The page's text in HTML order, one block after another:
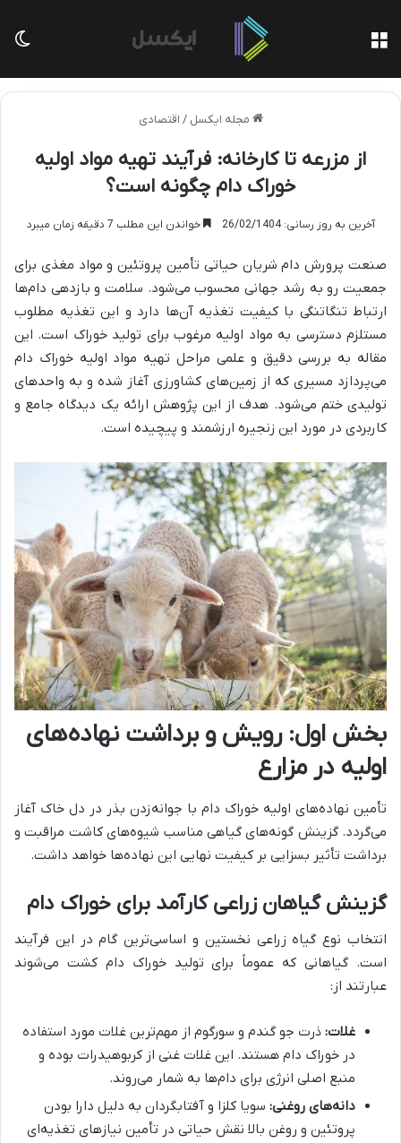
مجله ایکسل / اقتصادی
از مزرعه تا کارخانه: فرآیند تهیه مواد اولیه
خوراک دام چگونه است؟
آخرین به روز رسانی: 26/02/1404 خواندن این مطلب 7 دقیقه زمان میبرد
صنعت پرورش دام شریان حیاتی تأمین پروتئین و مواد مغذی برای
جمعیت رو به رشد جهانی محسوب می‌شود. سلامت و بازدهی دام‌ها
ارتباط تنگاتنگی با کیفیت تغذیه آن‌ها دارد و این تغذیه مطلوب
مستلزم دسترسی به مواد اولیه مرغوب برای تولید خوراک است. این
مقاله به بررسی دقیق و علمی مراحل تهیه مواد اولیه خوراک دام
می‌پردازد مسیری که از زمین‌های کشاورزی آغاز شده و به واحدهای
تولیدی ختم می‌شود. هدف از این پژوهش ارائه یک دیدگاه جامع و
کاربردی در مورد این زنجیره ارزشمند و پیچیده است.
بخش اول: رویش و برداشت نهاده‌های
اولیه در مزارع
تأمین نهاده‌های اولیه خوراک دام با جوانه‌زدن بذر در دل خاک آغاز
می‌گردد. گزینش گونه‌های گیاهی مناسب شیوه‌های کاشت مراقبت و
برداشت تأثیر بسزایی بر کیفیت نهایی این نهاده‌ها خواهد داشت.
گزینش گیاهان زراعی کارآمد برای خوراک دام
انتخاب نوع گیاه زراعی نخستین و اساسی‌ترین گام در این فرآیند
است. گیاهانی که عموماً برای تولید خوراک دام کشت می‌شوند
عبارتند از:
غلات: ذرت جو گندم و سورگوم از مهم‌ترین غلات مورد استفاده
در خوراک دام هستند. این غلات غنی از کربوهیدرات بوده و
منبع اصلی انرژی برای دام‌ها به شمار می‌روند.
دانه‌های روغنی: سویا کلزا و آفتابگردان به دلیل دارا بودن
پروتئین و روغن بالا نقش حیاتی در تأمین نیازهای تغذیه‌ای